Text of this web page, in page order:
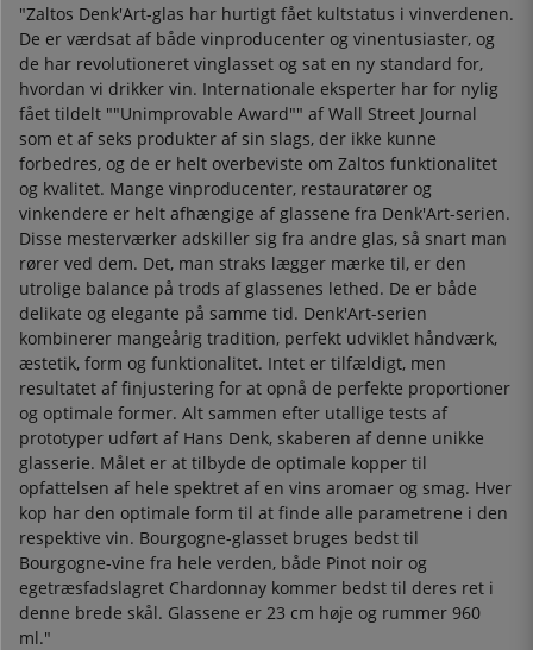
"Zaltos Denk'Art-glas har hurtigt fået kultstatus i vinverdenen.
De er værdsat af både vinproducenter og vinentusiaster, og
de har revolutioneret vinglasset og sat en ny standard for,
hvordan vi drikker vin. Internationale eksperter har for nylig
fået tildelt ""Unimprovable Award"" af Wall Street Journal
som et af seks produkter af sin slags, der ikke kunne
forbedres, og de er helt overbeviste om Zaltos funktionalitet
og kvalitet. Mange vinproducenter, restauratører og
vinkendere er helt afhængige af glassene fra Denk'Art-serien.
Disse mesterværker adskiller sig fra andre glas, så snart man
rører ved dem. Det, man straks lægger mærke til, er den
utrolige balance på trods af glassenes lethed. De er både
delikate og elegante på samme tid. Denk'Art-serien
kombinerer mangeårig tradition, perfekt udviklet håndværk,
æstetik, form og funktionalitet. Intet er tilfældigt, men
resultatet af finjustering for at opnå de perfekte proportioner
og optimale former. Alt sammen efter utallige tests af
prototyper udført af Hans Denk, skaberen af denne unikke
glasserie. Målet er at tilbyde de optimale kopper til
opfattelsen af hele spektret af en vins aromaer og smag. Hver
kop har den optimale form til at finde alle parametrene i den
respektive vin. Bourgogne-glasset bruges bedst til
Bourgogne-vine fra hele verden, både Pinot noir og
egetræsfadslagret Chardonnay kommer bedst til deres ret i
denne brede skål. Glassene er 23 cm høje og rummer 960
ml."